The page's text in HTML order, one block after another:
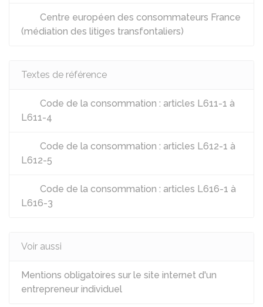
Centre européen des consommateurs France
(médiation des litiges transfontaliers)
Textes de référence
Code de la consommation : articles L611-1 à
L611-4
Code de la consommation : articles L612-1 à
L612-5
Code de la consommation : articles L616-1 à
L616-3
Voir aussi
Mentions obligatoires sur le site internet d'un
entrepreneur individuel